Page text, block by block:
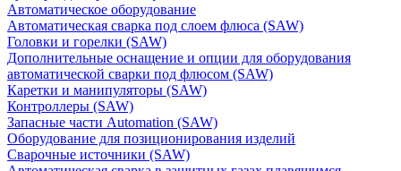
Автоматическое оборудование
Автоматическая сварка под слоем флюса (SAW)
Головки и горелки (SAW)
Дополнительные оснащение и опции для оборудования
автоматической сварки под флюсом (SAW)
Каретки и манипуляторы (SAW)
Контроллеры (SAW)
Запасные части Automation (SAW)
Оборудование для позиционирования изделий
Сварочные источники (SAW)